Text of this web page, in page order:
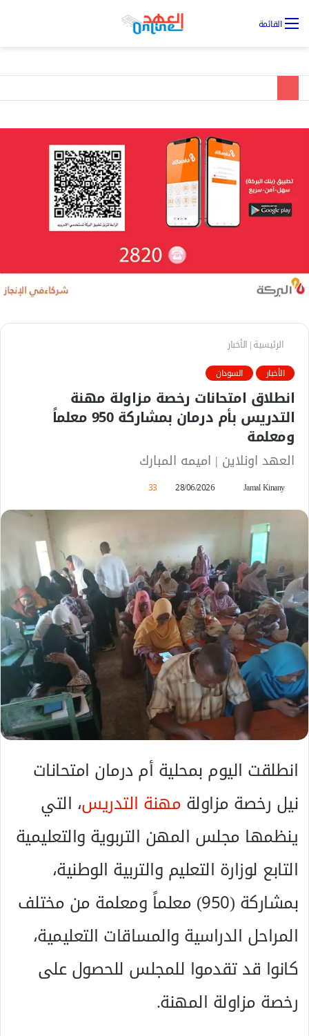
القائمة
الرئيسية| الأخبار
الأخبار السودان
انطلاق امتحانات رخصة مزاولة مهنة
التدريس بأم درمان بمشاركة 950 معلماً
ومعلمة
العهد اونلاين | اميمه المبارك
Jamal Kinany
ب
ر
ي
د
ا
إ
ل
ك
ت
ر
و
ا
28/06/2026
33
انطلقت اليوم بمحلية أم درمان امتحانات
نيل رخصة مزاولةمهنة التدريس، التي
ينظمها مجلس المهن التربوية والتعليمية
التابع لوزارة التعليم والتربية الوطنية،
بمشاركة (950) معلماً ومعلمة من مختلف
المراحل الدراسية والمساقات التعليمية،
كانوا قد تقدموا للمجلس للحصول على
رخصة مزاولة المهنة.